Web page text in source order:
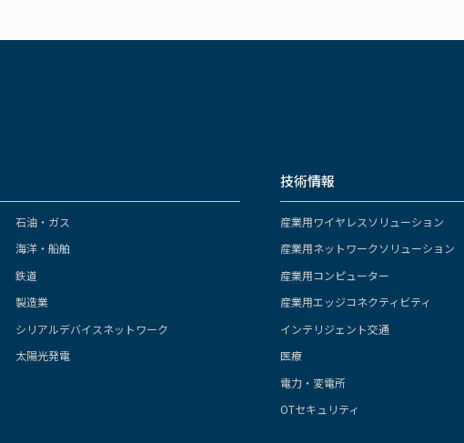
石油・ガス
海洋・船舶
鉄道
製造業
シリアルデバイスネットワーク
太陽光発電
技術情報
産業用ワイヤレスソリューション
産業用ネットワークソリューション
産業用コンピューター
産業用エッジコネクティビティ
インテリジェント交通
医療
電力・変電所
OTセキュリティ